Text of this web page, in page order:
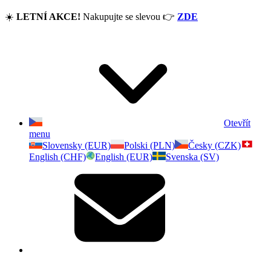
☀️ LETNÍ AKCE! Nakupujte se slevou 👉 ZDE
Otevřít
menu
Slovensky (EUR)
Polski (PLN)
Česky (CZK)
English (CHF)
English (EUR) Svenska (SV)